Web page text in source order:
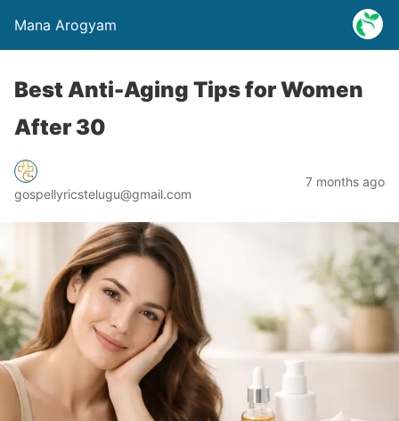
Mana Arogyam
Best Anti-Aging Tips for Women
After 30
gospellyricstelugu@gmail.com
7 months ago